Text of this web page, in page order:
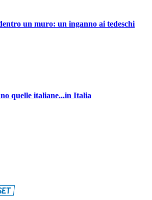
un muro: un inganno ai tedeschi
quelle italiane...in Italia